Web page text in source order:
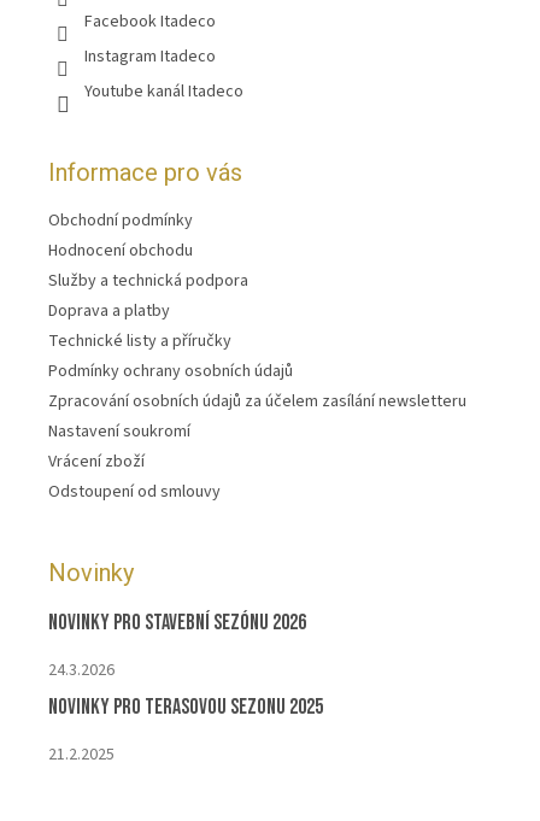
Facebook Itadeco
Instagram Itadeco
Youtube kanál Itadeco
Informace pro vás
Obchodní podmínky
Hodnocení obchodu
Služby a technická podpora
Doprava a platby
Technické listy a příručky
Podmínky ochrany osobních údajů
Zpracování osobních údajů za účelem zasílání newsletteru
Nastavení soukromí
Vrácení zboží
Odstoupení od smlouvy
Novinky
Novinky pro stavební sezónu 2026
24.3.2026
Novinky pro terasovou sezonu 2025
21.2.2025